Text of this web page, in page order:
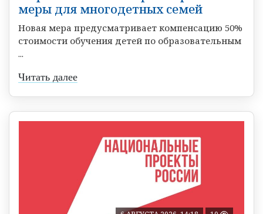
меры для многодетных семей
Новая мера предусматривает компенсацию 50%
стоимости обучения детей по образовательным
...
Читать далее